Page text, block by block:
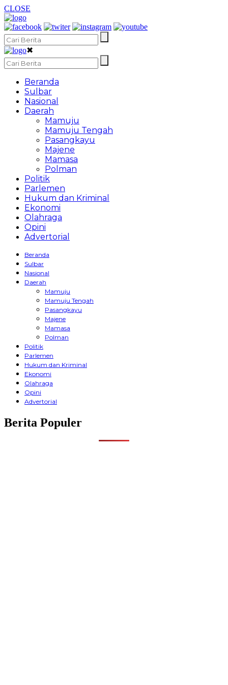
CLOSE
✖
Beranda
Sulbar
Nasional
Daerah
Mamuju
Mamuju Tengah
Pasangkayu
Majene
Mamasa
Polman
Politik
Parlemen
Hukum dan Kriminal
Ekonomi
Olahraga
Opini
Advertorial
Beranda
Sulbar
Nasional
Daerah
Mamuju
Mamuju Tengah
Pasangkayu
Majene
Mamasa
Polman
Politik
Parlemen
Hukum dan Kriminal
Ekonomi
Olahraga
Opini
Advertorial
Berita Populer